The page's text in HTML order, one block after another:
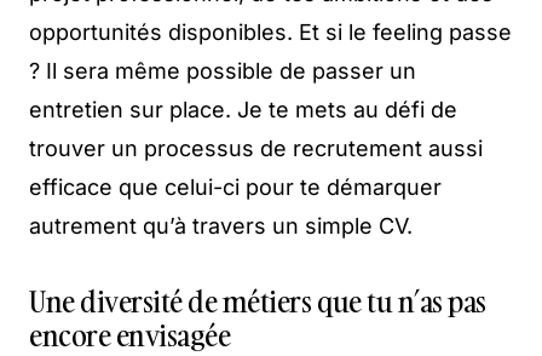
opportunités disponibles. Et si le feeling passe
? Il sera même possible de passer un
entretien sur place. Je te mets au défi de
trouver un processus de recrutement aussi
efficace que celui-ci pour te démarquer
autrement qu’à travers un simple CV.
Une diversité de métiers que tu n’as pas
encore envisagée